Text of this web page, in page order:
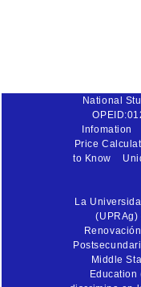
National
Infomation
Price
to Know
La
(UPRAg)
Middle
Education